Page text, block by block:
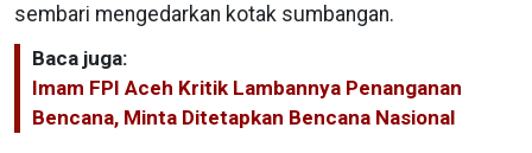
sembari mengedarkan kotak sumbangan.
Baca juga:
Imam FPI Aceh Kritik Lambannya Penanganan
Bencana, Minta Ditetapkan Bencana Nasional